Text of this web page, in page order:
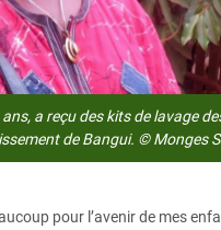
a reçu des kits de lavage
de Bangui. © Monges
pour l’avenir de mes